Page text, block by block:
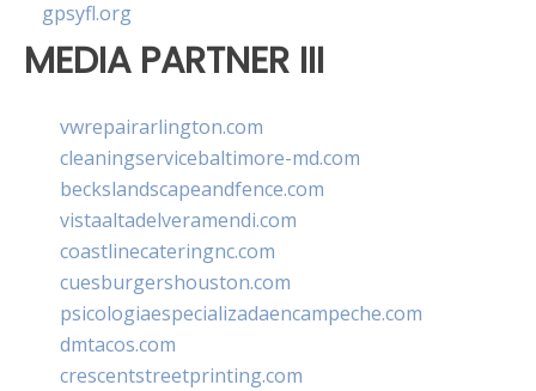
gpsyfl.org
MEDIA PARTNER III
vwrepairarlington.com
cleaningservicebaltimore-md.com
beckslandscapeandfence.com
vistaaltadelveramendi.com
coastlinecateringnc.com
cuesburgershouston.com
psicologiaespecializadaencampeche.com
dmtacos.com
crescentstreetprinting.com